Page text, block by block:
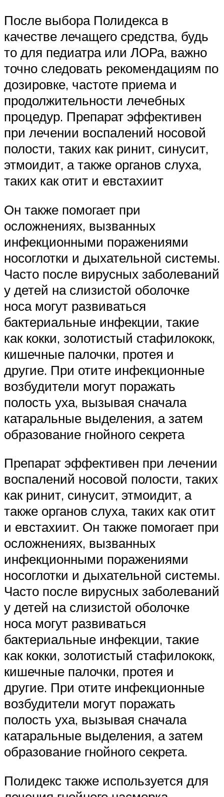
После выбора Полидекса в
качестве лечащего средства, будь
то для педиатра или ЛОРа, важно
точно следовать рекомендациям по
дозировке, частоте приема и
продолжительности лечебных
процедур. Препарат эффективен
при лечении воспалений носовой
полости, таких как ринит, синусит,
этмоидит, а также органов слуха,
таких как отит и евстахиит
Он также помогает при
осложнениях, вызванных
инфекционными поражениями
носоглотки и дыхательной системы.
Часто после вирусных заболеваний
у детей на слизистой оболочке
носа могут развиваться
бактериальные инфекции, такие
как кокки, золотистый стафилококк,
кишечные палочки, протея и
другие. При отите инфекционные
возбудители могут поражать
полость уха, вызывая сначала
катаральные выделения, а затем
образование гнойного секрета
Препарат эффективен при лечении
воспалений носовой полости, таких
как ринит, синусит, этмоидит, а
также органов слуха, таких как отит
и евстахиит. Он также помогает при
осложнениях, вызванных
инфекционными поражениями
носоглотки и дыхательной системы.
Часто после вирусных заболеваний
у детей на слизистой оболочке
носа могут развиваться
бактериальные инфекции, такие
как кокки, золотистый стафилококк,
кишечные палочки, протея и
другие. При отите инфекционные
возбудители могут поражать
полость уха, вызывая сначала
катаральные выделения, а затем
образование гнойного секрета.
Полидекс также используется для